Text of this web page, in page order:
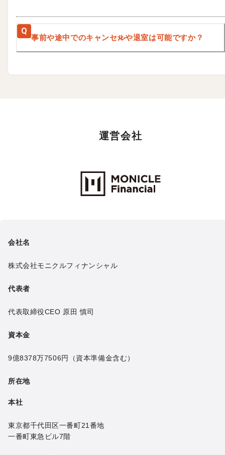
Q
事前や途中でのキャンセルや退室は可能ですか？
運営会社
Monicle Financial Inc.
会社名
株式会社モニクルフィナンシャル
代表者
代表取締役CEO 原田 慎司
資本金
9億8378万7506円 （資本準備金含む）
所在地
本社
東京都千代田区一番町21番地
一番町東急ビル7階